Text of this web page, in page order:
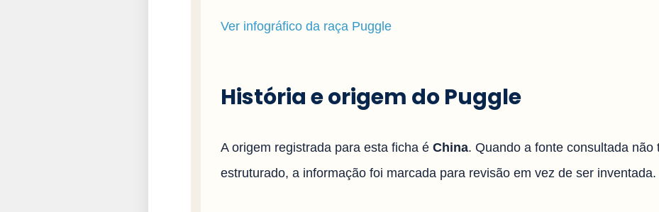
Ver infográfico da raça Puggle
História e origem do Puggle
A origem registrada para esta ficha é China. Quando a fonte consultada não
estruturado, a informação foi marcada para revisão em vez de ser inventada.